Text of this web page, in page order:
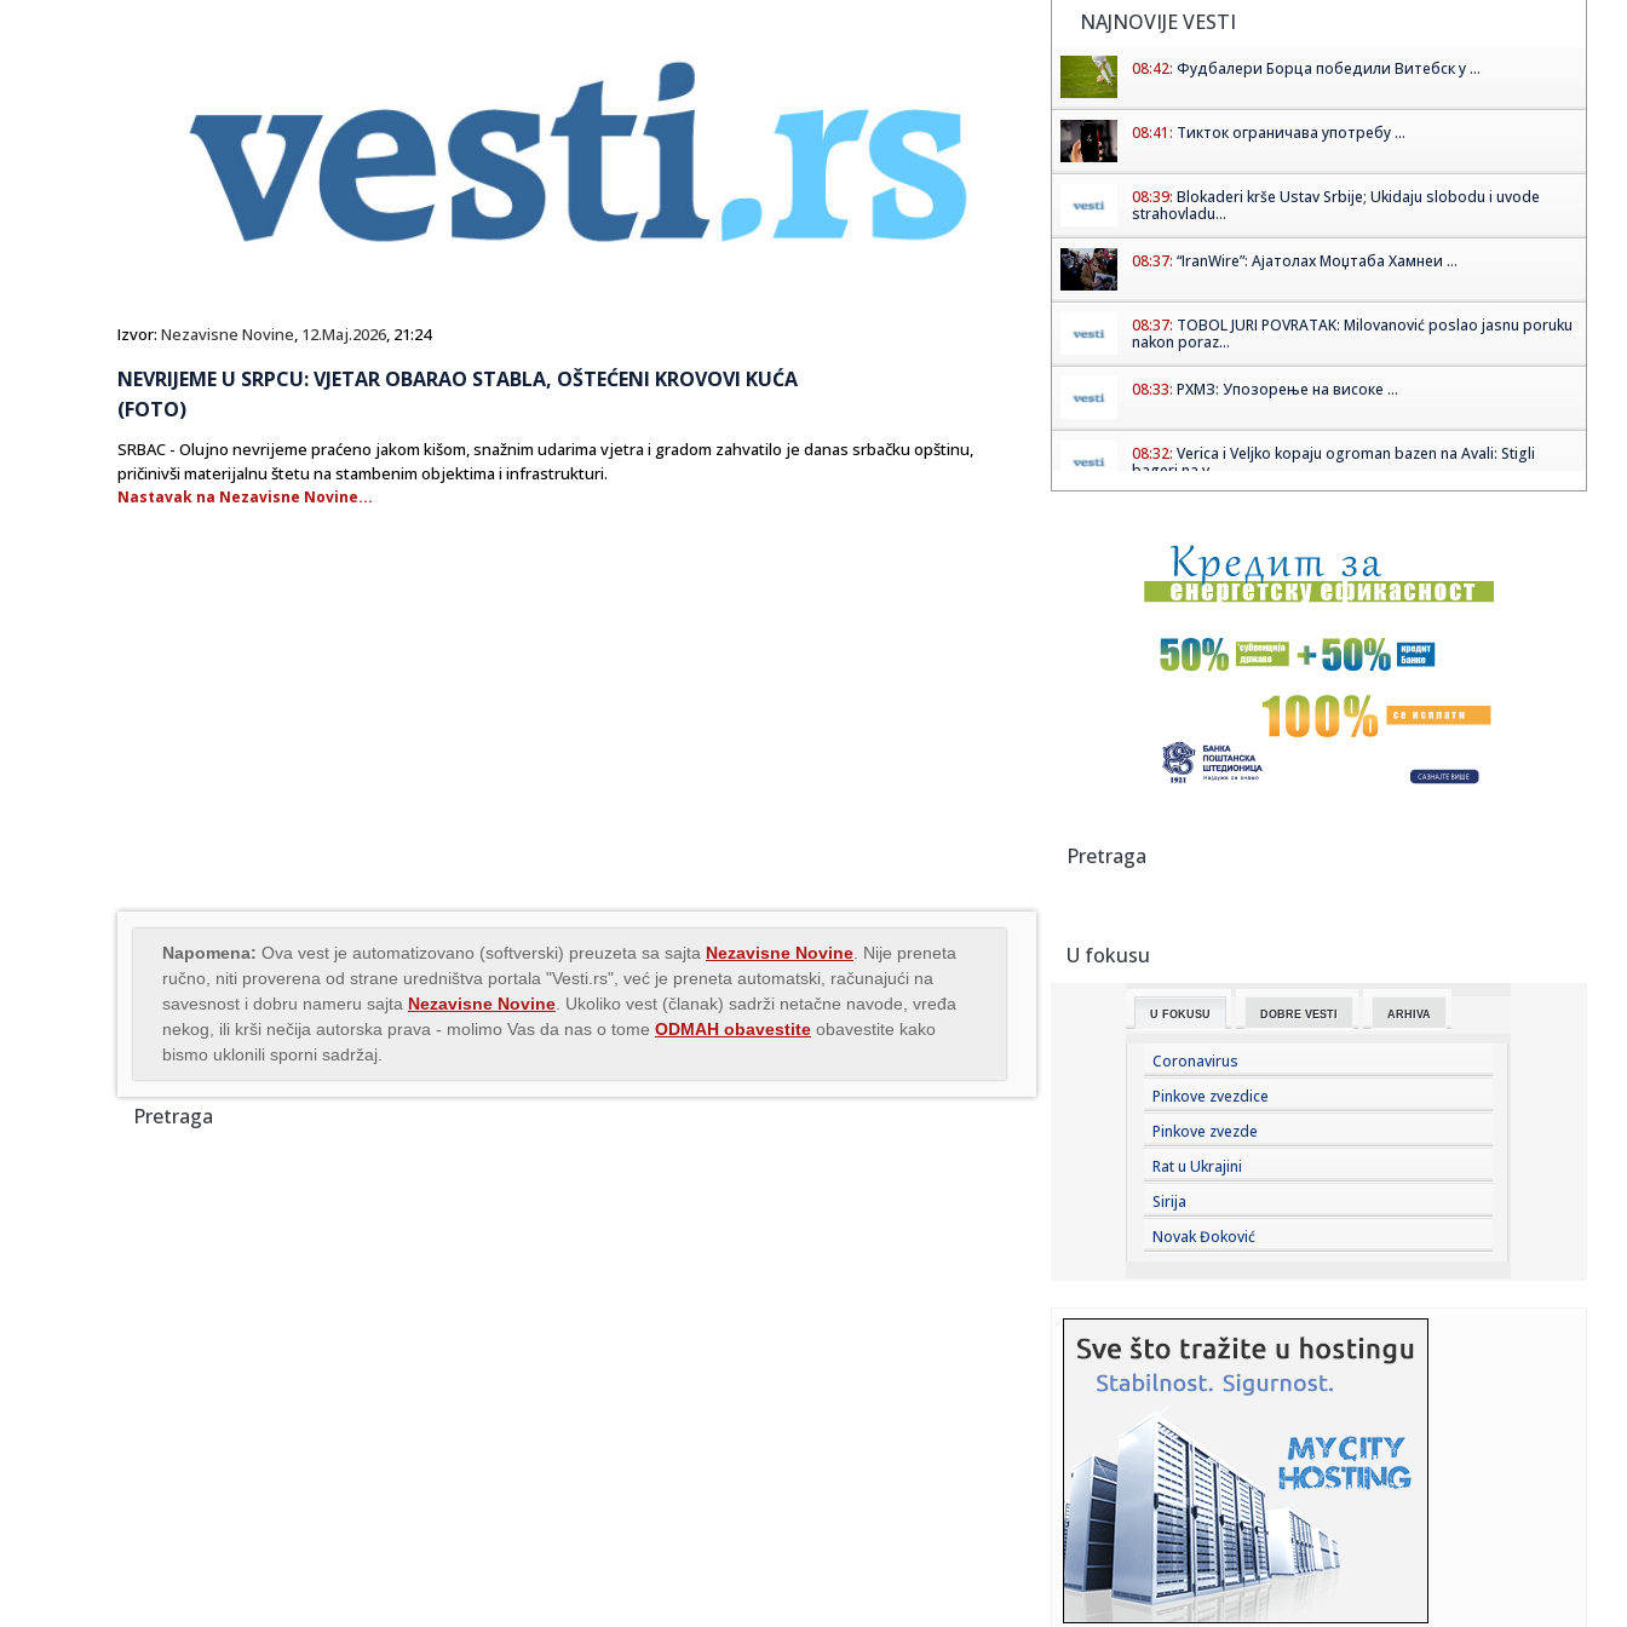
Izvor: Nezavisne Novine, 12.Maj.2026, 21:24
NEVRIJEME U SRPCU: VJETAR OBARAO STABLA, OŠTEĆENI KROVOVI KUĆA
(FOTO)
SRBAC - Olujno nevrijeme praćeno jakom kišom, snažnim udarima vjetra i gradom zahvatilo je danas srbačku opštinu,
pričinivši materijalnu štetu na stambenim objektima i infrastrukturi.
Nastavak na Nezavisne Novine...
Napomena: Ova vest je automatizovano (softverski) preuzeta sa sajta Nezavisne Novine . Nije preneta
ručno, niti proverena od strane uredništva portala "Vesti.rs", već je preneta automatski, računajući na
savesnost i dobru nameru sajta Nezavisne Novine . Ukoliko vest (članak) sadrži netačne navode, vređa
nekog, ili krši nečija autorska prava - molimo Vas da nas o tome ODMAH obavestite obavestite kako
bismo uklonili sporni sadržaj.
Pretraga
NAJNOVIJE VESTI
08:42: Фудбалери Борца победили Витебск у ...
08:41: Тикток ограничава употребу ...
08:39: Blokaderi krše Ustav Srbije; Ukidaju slobodu i uvode
strahovladu...
08:37: “IranWire”: Ајатолах Моџтаба Хамнеи ...
08:37: TOBOL JURI POVRATAK: Milovanović poslao jasnu poruku
nakon poraz...
08:33: РХМЗ: Упозорење на високе ...
08:32: Verica i Veljko kopaju ogroman bazen na Avali: Stigli
bageri na v...
08:32:Užas na Zvezdari: Muškarac napadnut na ulici, pa glavom
udario ...
08:31:Prodali scenario za 600.000 dolara, a godinu kasnije
skoro bankro...
Srbija budući most Evrope: Zelenski i Vučić otvaraju vrata
08:31:Poraz Hetafea – stigao štoper
parlament...
08:27:
08:26: Смањен бродски саобраћај кроз ...
08:25:U većem delu Srbije bez restrikcija vode
08:24:Радосне вести из Бетаније, Нови Сад ...
08:20:Размена уџбеника у суботу, 8. ...
08:18: Partizan na skeneru B92.sport: Sekov u poželjnom paketu
– Kost...
08:18:
FOT...
08:16:HETAFE SPREMA BOMBU PRED PARTIZAN: U Madrid stiže
vezista plaće...
08:14:Изложба Наде Кажић „Врт за моју ...
08:13:U Deliblatskoj peščari jutros bolja situacija, na Žaračkoj
Pretraga
U fokusu
U FOKUSU DOBRE VESTI ARHIVA
Coronavirus
Pinkove zvezdice
Pinkove zvezde
Rat u Ukrajini
Sirija
Novak Đoković